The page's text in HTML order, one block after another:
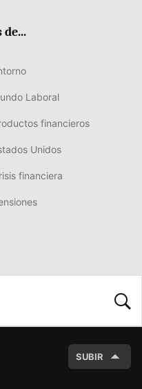
de...
Laboral
financieros
Unidos
financiera
SUBIR